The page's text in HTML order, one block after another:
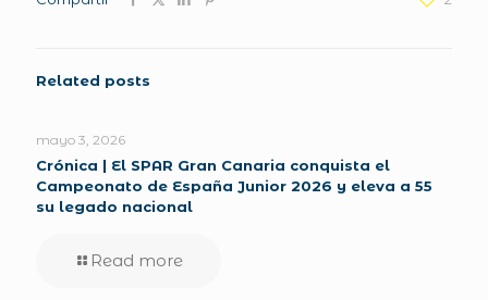
Related posts
mayo 3, 2026
Crónica | El SPAR Gran Canaria conquista el
Campeonato de España Junior 2026 y eleva a 55
su legado nacional
Read more